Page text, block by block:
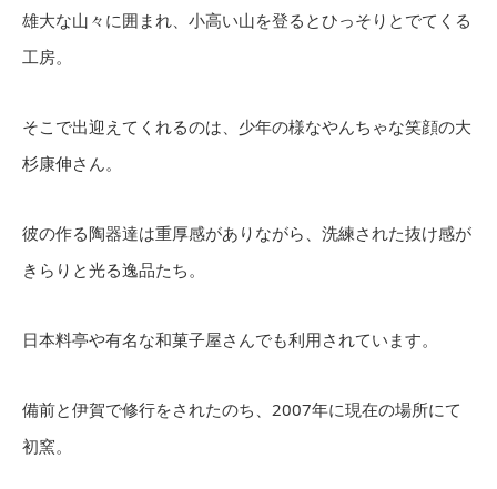
雄大な山々に囲まれ、小高い山を登るとひっそりとでてくる
工房。
そこで出迎えてくれるのは、少年の様なやんちゃな笑顔の大
杉康伸さん。
彼の作る陶器達は重厚感がありながら、洗練された抜け感が
きらりと光る逸品たち。
日本料亭や有名な和菓子屋さんでも利用されています。
備前と伊賀で修行をされたのち、2007年に現在の場所にて
初窯。